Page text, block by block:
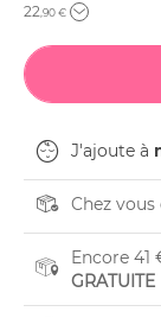
22,90 €
J'ajoute à
Chez vous
Encore
GRATUITE